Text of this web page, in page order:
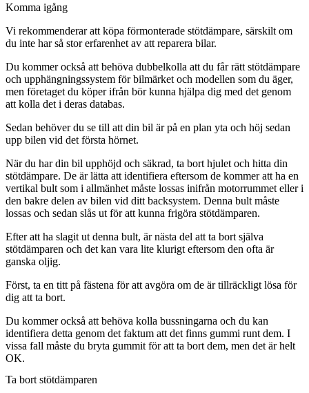
Komma igång
Vi rekommenderar att köpa förmonterade stötdämpare, särskilt om
du inte har så stor erfarenhet av att reparera bilar.
Du kommer också att behöva dubbelkolla att du får rätt stötdämpare
och upphängningssystem för bilmärket och modellen som du äger,
men företaget du köper ifrån bör kunna hjälpa dig med det genom
att kolla det i deras databas.
Sedan behöver du se till att din bil är på en plan yta och höj sedan
upp bilen vid det första hörnet.
När du har din bil upphöjd och säkrad, ta bort hjulet och hitta din
stötdämpare. De är lätta att identifiera eftersom de kommer att ha en
vertikal bult som i allmänhet måste lossas inifrån motorrummet eller i
den bakre delen av bilen vid ditt backsystem. Denna bult måste
lossas och sedan slås ut för att kunna frigöra stötdämparen.
Efter att ha slagit ut denna bult, är nästa del att ta bort själva
stötdämparen och det kan vara lite klurigt eftersom den ofta är
ganska oljig.
Först, ta en titt på fästena för att avgöra om de är tillräckligt lösa för
dig att ta bort.
Du kommer också att behöva kolla bussningarna och du kan
identifiera detta genom det faktum att det finns gummi runt dem. I
vissa fall måste du bryta gummit för att ta bort dem, men det är helt
OK.
Ta bort stötdämparen